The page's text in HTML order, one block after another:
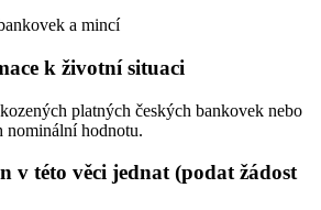
a mincí
k životní situaci
platných českých bankovek nebo
nominální hodnotu.
v této věci jednat (podat žádost